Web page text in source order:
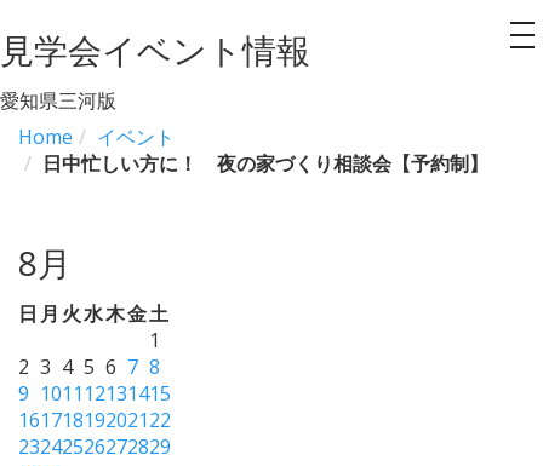
見学会イベント情報
愛知県三河版
Home
イベント
日中忙しい方に！ 夜の家づくり相談会【予約制】
8月
日 月 火水木金土
1
2 3 4 5 6 7 8
9 1011 12131415
16171819202122
23242526272829